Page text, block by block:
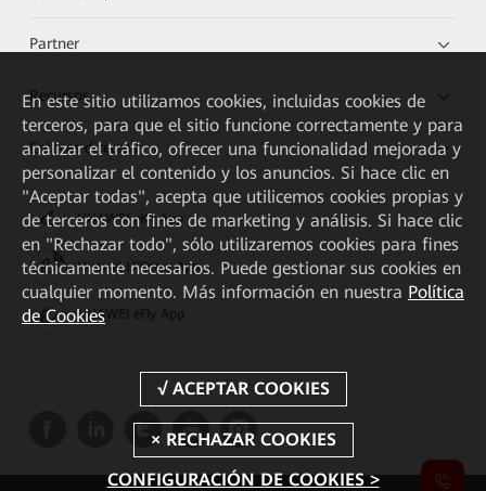
Partner
Recursos
Enlaces directos
HUAWEI eKit App
Huawei HiKnow App
HUAWEI eFly App
En este sitio utilizamos cookies, incluidas cookies de
terceros, para que el sitio funcione correctamente y para
analizar el tráfico, ofrecer una funcionalidad mejorada y
personalizar el contenido y los anuncios. Si hace clic en
"Aceptar todas", acepta que utilicemos cookies propias y
de terceros con fines de marketing y análisis. Si hace clic
en "Rechazar todo", sólo utilizaremos cookies para fines
técnicamente necesarios. Puede gestionar sus cookies en
cualquier momento. Más información en nuestra Política
de Cookies
CONFIGURACIÓN DE COOKIES >